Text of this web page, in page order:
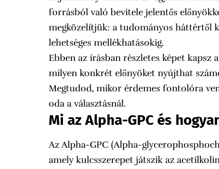
forrásból való bevitele jelentős
megközelítjük: a tudományos háttértől
lehetséges mellékhatásokig.
Ebben az írásban részletes képet kapsz
milyen konkrét előnyöket nyújthat
Megtudod, mikor érdemes fontolóra
oda a választásnál.
Mi az Alpha-GPC és
Az Alpha-GPC (Alpha-
amely kulcsszerepet játszik az